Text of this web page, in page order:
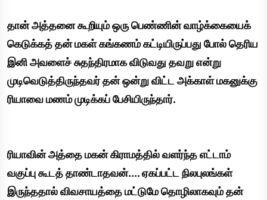
தான் அத்தனை கூறியும் ஒரு பெண்ணின் வாழ்க்கையைக்
கெடுக்கத் தன் மகள் கங்கணம் கட்டியிருப்பது போல் தெரிய
இனி அவளைச் சுதந்திரமாக விடுவது தவறு என்று
முடிவெடுத்திருந்தவர் தன் ஒன்று விட்ட அக்காள் மகனுக்கு
ரியாவை மணம் முடிக்கப் பேசியிருந்தார்.
ரியாவின் அத்தை மகன் கிராமத்தில் வளர்ந்த எட்டாம்
வகுப்பு கூடத் தாண்டாதவன்.... ஏகப்பட்ட நிலபுலங்கள்
இருந்ததால் விவசாயத்தை மட்டுமே தொழிலாகவும் தன்